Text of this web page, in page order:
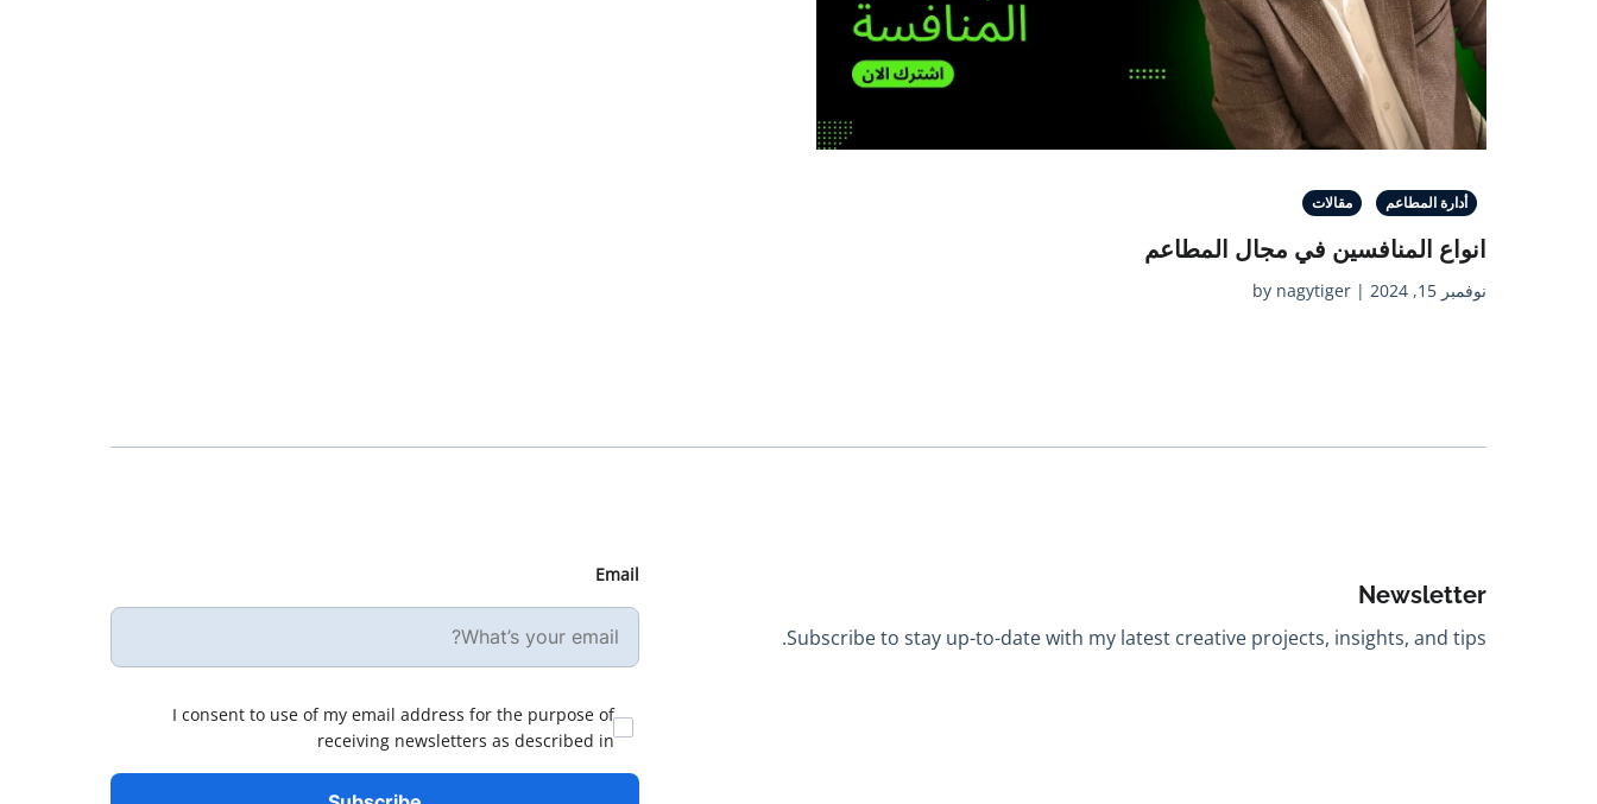
أدارة المطاعم مقالات
انواع المنافسين في مجال المطاعم
نوفمبر 15, 2024 | by nagytiger
Newsletter
Subscribe to stay up-to-date with my latest creative projects, insights, and tips.
Email
I consent to use of my email address for the purpose of
receiving newsletters as described in